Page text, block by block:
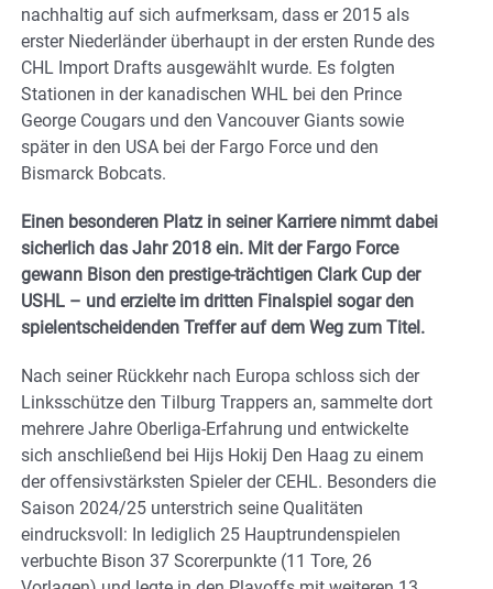
nachhaltig auf sich aufmerksam, dass er 2015 als
erster Niederländer überhaupt in der ersten Runde des
CHL Import Drafts ausgewählt wurde. Es folgten
Stationen in der kanadischen WHL bei den Prince
George Cougars und den Vancouver Giants sowie
später in den USA bei der Fargo Force und den
Bismarck Bobcats.
Einen besonderen Platz in seiner Karriere nimmt dabei
sicherlich das Jahr 2018 ein. Mit der Fargo Force
gewann Bison den prestige-trächtigen Clark Cup der
USHL – und erzielte im dritten Finalspiel sogar den
spielentscheidenden Treffer auf dem Weg zum Titel.
Nach seiner Rückkehr nach Europa schloss sich der
Linksschütze den Tilburg Trappers an, sammelte dort
mehrere Jahre Oberliga-Erfahrung und entwickelte
sich anschließend bei Hijs Hokij Den Haag zu einem
der offensivstärksten Spieler der CEHL. Besonders die
Saison 2024/25 unterstrich seine Qualitäten
eindrucksvoll: In lediglich 25 Hauptrundenspielen
verbuchte Bison 37 Scorerpunkte (11 Tore, 26